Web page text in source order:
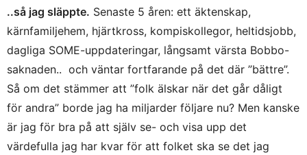
..så jag släppte. Senaste 5 åren: ett äktenskap,
kärnfamiljehem, hjärtkross, kompiskollegor, heltidsjobb,
dagliga SOME-uppdateringar, långsamt värsta Bobbo-
saknaden.. och väntar fortfarande på det där ”bättre”.
Så om det stämmer att ”folk älskar när det går dåligt
för andra” borde jag ha miljarder följare nu? Men kanske
är jag för bra på att själv se- och visa upp det
värdefulla jag har kvar för att folket ska se det jag